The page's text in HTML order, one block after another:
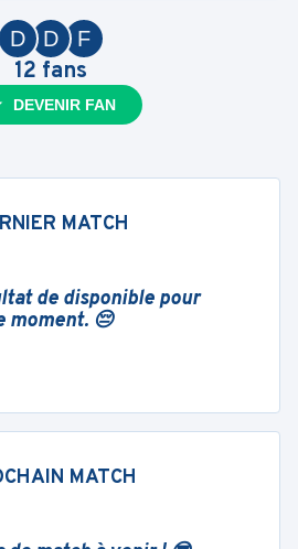
F
D
D
12 fans
DEVENIR FAN
MATCH
de disponible pour
moment. 😔
MATCH